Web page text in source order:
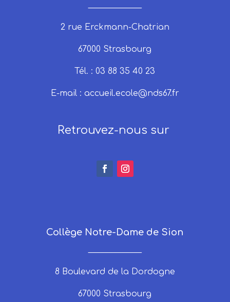
2 rue Erckmann-Chatrian
67000 Strasbourg
Tél. : 03 88 35 40 23
E-mail : accueil.ecole@nds67.fr
Retrouvez-nous sur
Collège Notre-Dame de Sion
8 Boulevard de la Dordogne
67000 Strasbourg